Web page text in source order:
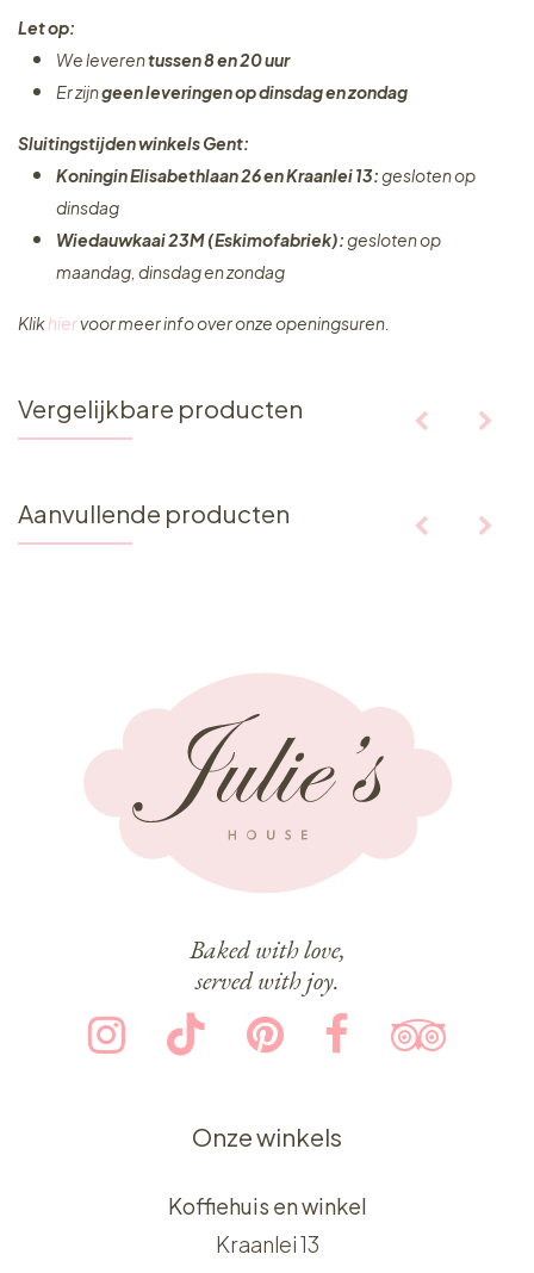
Let op:
We leverentussen 8 en 20 uur
Er zijngeen leveringenop dinsdag en zondag
Sluitingstijden winkels Gent:
Koningin Elisabethlaan 26 en Kraanlei 13:gesloten op
dinsdag
Wiedauwkaai 23M (Eskimofabriek):gesloten op
maandag, dinsdag en zondag
Klikhiervoor meer info over onze openingsuren.
Vergelijkbare producten
Aanvullende producten
Baked with love,
served with joy.
Onze winkels
Koffiehuis en winkel
Kraanlei 13